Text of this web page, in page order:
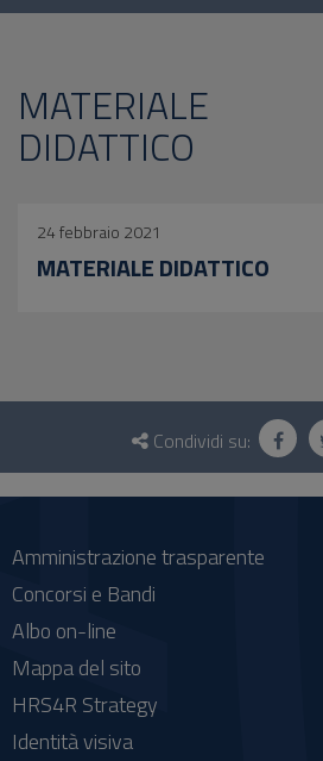
MATERIALE
DIDATTICO
24 febbraio 2021
MATERIALE DIDATTICO
Questionario
social
Condividi su:
Amministrazione trasparente
Concorsi e Bandi
Albo on-line
Mappa del sito
HRS4R Strategy
Identità visiva